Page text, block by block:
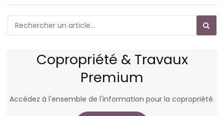
Copropriété & Travaux
Premium
Accédez à l'ensemble de l'information pour la copropriété.